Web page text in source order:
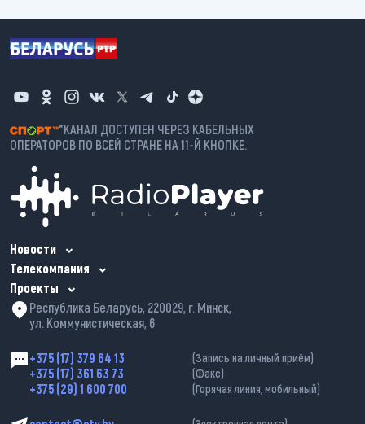
*КАНАЛ ДОСТУПЕН ЧЕРЕЗ КАБЕЛЬНЫХ
ОПЕРАТОРОВ ПО ВСЕЙ СТРАНЕ НА 11-Й КНОПКЕ.
Новости
Телекомпания
Проекты
Республика Беларусь, 220029, г. Минск,
ул. Коммунистическая, 6
+375 (17) 379 64 13 (Запись на личный приём)
+375 (17) 361 63 73 (Факс)
+375 (29) 1 600 700 (Горячая линия, мобильный)